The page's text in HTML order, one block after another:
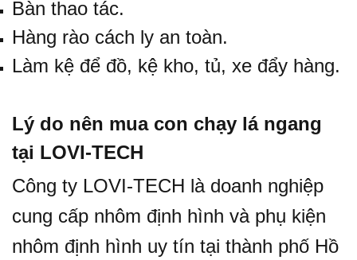
Bàn thao tác.
Hàng rào cách ly an toàn.
Làm kệ để đồ, kệ kho, tủ, xe đẩy hàng.
Lý do nên mua con chạy lá ngang
tại LOVI-TECH
Công ty LOVI-TECH là doanh nghiệp
cung cấp nhôm định hình và phụ kiện
nhôm định hình uy tín tại thành phố Hồ